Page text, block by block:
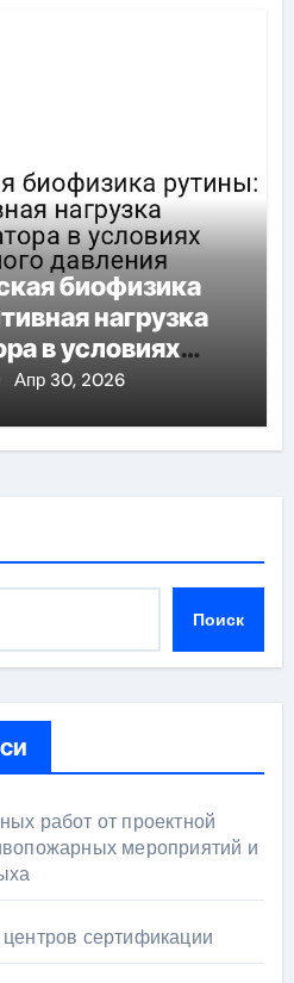
биофизика
нагрузка
в условиях
Апр 30, 2026
Поиск
работ от проектной
мероприятий и
сертификации